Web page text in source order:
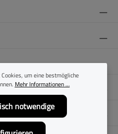
um eine bestmögliche
Mehr Informationen ...
notwendige